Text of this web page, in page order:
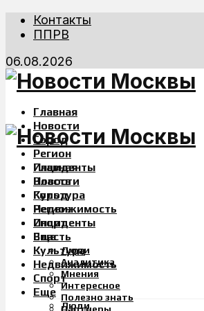
Контакты
ППРВ
06.08.2026
Главная
Новости
Город
Регион
Инциденты
Власть
Культура
Недвижимость
Спорт
Еще
Люди
Аналитика
Мнения
Интересное
Полезно знать
Главная
Новости
Город
Регион
Инциденты
Власть
Культура
Недвижимость
Спорт
Еще
Люди